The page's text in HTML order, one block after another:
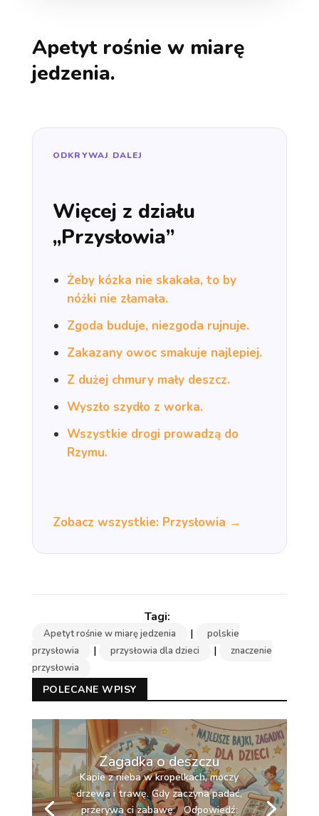
Apetyt rośnie w miarę
jedzenia.
ODKRYWAJ DALEJ
Więcej z działu
„Przysłowia”
Żeby kózka nie skakała, to by
nóżki nie złamała.
Zgoda buduje, niezgoda rujnuje.
Zakazany owoc smakuje najlepiej.
Z dużej chmury mały deszcz.
Wyszło szydło z worka.
Wszystkie drogi prowadzą do
Rzymu.
Zobacz wszystkie: Przysłowia →
Apetyt rośnie w miarę jedzenia |
polskie
przysłowia
| przysłowia dla dzieci |
znaczenie
przysłowia
POLECANE WPISY
Zagadka o deszczu
Kapie z nieba w kropelkach, moczy
drzewa i trawę. Gdy zaczyna padać,
przerywa ci zabawę. Odpowiedź: